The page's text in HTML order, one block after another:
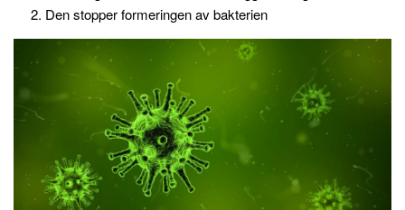
Den stopper formeringen av bakterien